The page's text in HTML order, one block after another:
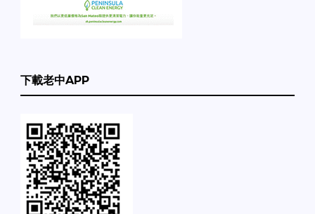
下載老中APP